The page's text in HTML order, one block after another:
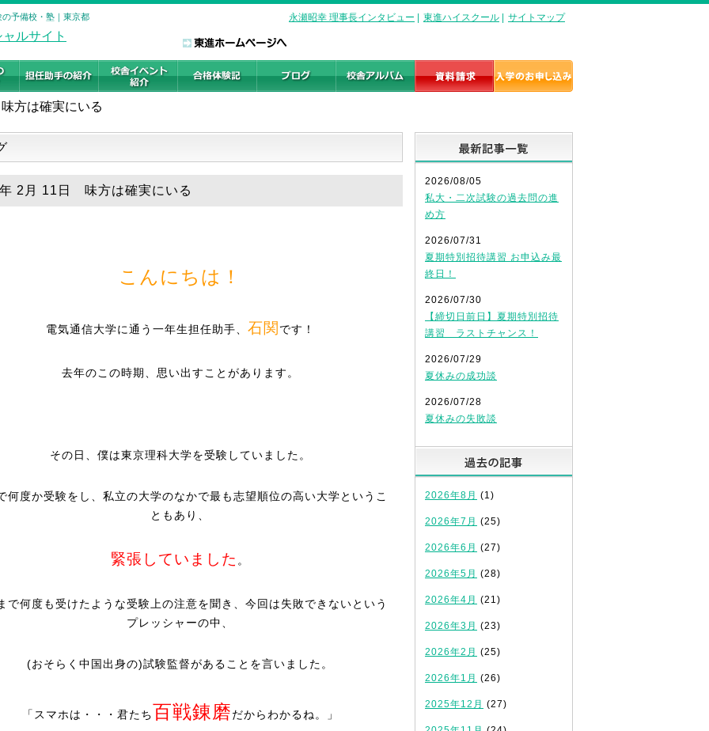
予備校・塾｜東京都 永瀬昭幸 理事長インタビュー 東進ハイスクール サイトマップ
味方は確実にいる
2月 11日 味方は確実にいる
こんにちは！
電気通信大学に通う一年生担任助手、 石関 です！
去年のこの時期、思い出すことがあります。
その日、僕は東京理科大学を受験していました。
何度か受験をし、私立の大学のなかで最も志望順位の高い大学というこ
ともあり、
緊張していました 。
で何度も受けたような受験上の注意を聞き、今回は失敗できないという
プレッシャーの中、
(おそらく中国出身の)試験監督があることを言いました。
「スマホは・・・君たち百戦錬磨だからわかるね。」
2026/08/05
私大・二次試験の過去問の進
め方
2026/07/31
夏期特別招待講習 お申込み最
終日！
2026/07/30
【締切日前日】夏期特別招待
講習 ラストチャンス！
2026/07/29
夏休みの成功談
2026/07/28
夏休みの失敗談
2026年8月 (1)
2026年7月 (25)
2026年6月 (27)
2026年5月 (28)
2026年4月 (21)
2026年3月 (23)
2026年2月 (25)
2026年1月 (26)
2025年12月 (27)